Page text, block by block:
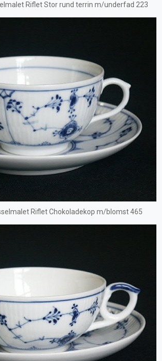
Riflet Stor rund terrin m/underfad 223
Riflet Chokoladekop m/blomst 465